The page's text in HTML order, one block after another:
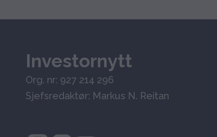
Investornytt
Org. nr: 927 214 296
Sjefsredaktør: Markus N. Reitan